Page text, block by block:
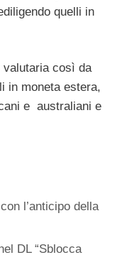
quelli in
così da
in moneta estera,
e australiani e
l’anticipo della
DL “Sblocca